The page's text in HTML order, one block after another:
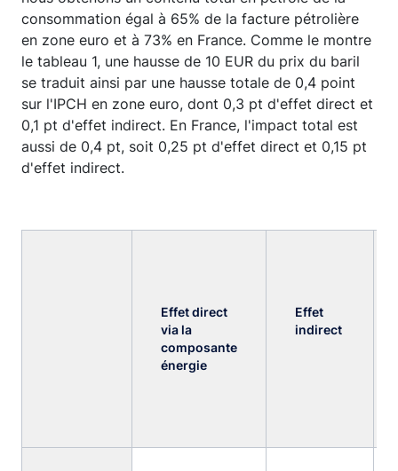
consommation égal à 65% de la facture pétrolière
en zone euro et à 73% en France. Comme le montre
le tableau 1, une hausse de 10 EUR du prix du baril
se traduit ainsi par une hausse totale de 0,4 point
sur l'IPCH en zone euro, dont 0,3 pt d'effet direct et
0,1 pt d'effet indirect. En France, l'impact total est
aussi de 0,4 pt, soit 0,25 pt d'effet direct et 0,15 pt
d'effet indirect.
Effet direct
via la
composante
énergie
Effet
indirect